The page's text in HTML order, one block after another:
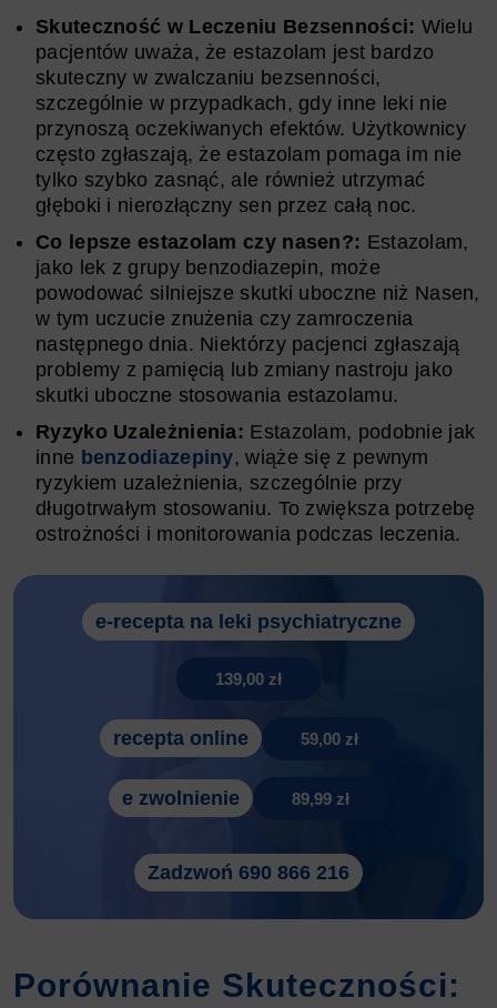
Skuteczność w Leczeniu Bezsenności: Wielu
pacjentów uważa, że estazolam jest bardzo
skuteczny w zwalczaniu bezsenności,
szczególnie w przypadkach, gdy inne leki nie
przynoszą oczekiwanych efektów. Użytkownicy
często zgłaszają, że estazolam pomaga im nie
tylko szybko zasnąć, ale również utrzymać
głęboki i nierozłączny sen przez całą noc.
Co lepsze estazolam czy nasen?: Estazolam,
jako lek z grupy benzodiazepin, może
powodować silniejsze skutki uboczne niż Nasen,
w tym uczucie znużenia czy zamroczenia
następnego dnia. Niektórzy pacjenci zgłaszają
problemy z pamięcią lub zmiany nastroju jako
skutki uboczne stosowania estazolamu.
Ryzyko Uzależnienia: Estazolam, podobnie jak
inne benzodiazepiny, wiąże się z pewnym
ryzykiem uzależnienia, szczególnie przy
długotrwałym stosowaniu. To zwiększa potrzebę
ostrożności i monitorowania podczas leczenia.
e-recepta na leki psychiatryczne
139,00 zł
recepta online 59,00 zł
e zwolnienie 89,99 zł
Zadzwoń 690 866 216
Porównanie Skuteczności: